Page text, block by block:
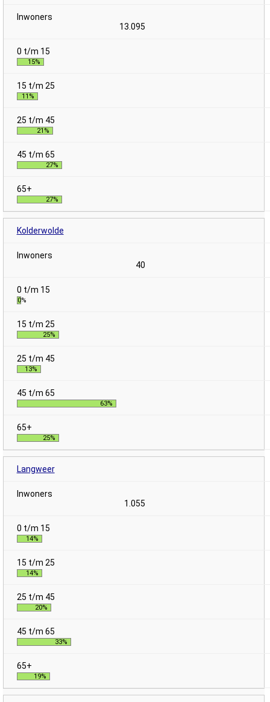
13.095
15%
11%
21%
27%
27%
Kolderwolde
40
0%
25%
13%
63%
25%
Langweer
1.055
14%
14%
20%
33%
19%